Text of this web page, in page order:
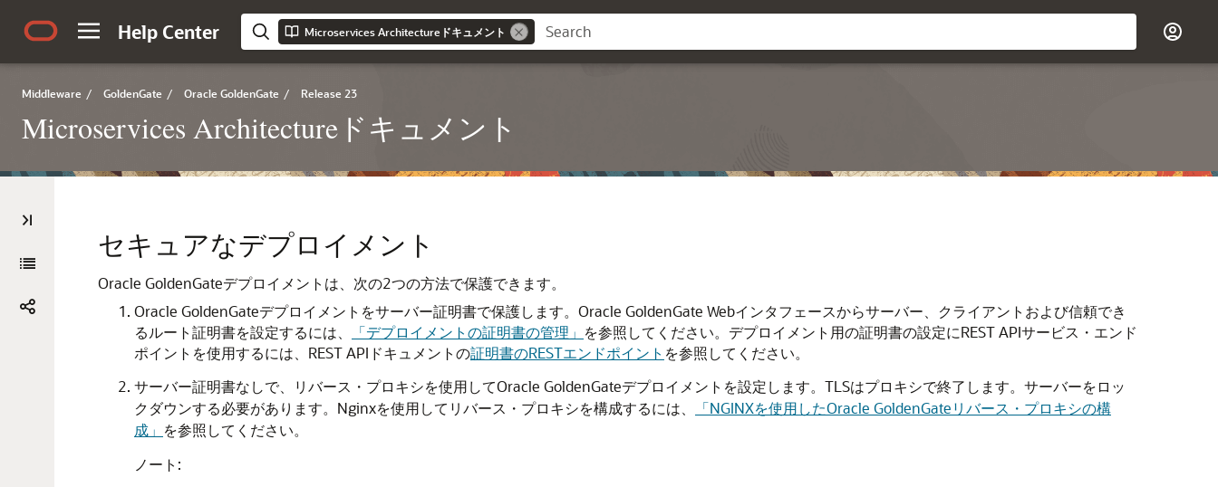
Help Center Microservices Architectureドキュメント
Middleware / GoldenGate / Oracle GoldenGate / Release 23
Microservices Architectureドキュメント
セキュアなデプロイメント
Oracle GoldenGateデプロイメントは、次の2つの方法で保護できます。
Oracle GoldenGateデプロイメントをサーバー証明書で保護します。Oracle GoldenGate Webインタフェースからサーバー、クライアントおよび信頼でき
るルート証明書を設定するには、
「デプロイメントの証明書の管理」 を参照してください。デプロイメント用の証明書の設定にREST APIサービス・エンド
ポイントを使用するには、REST APIドキュメントの証明書のRESTエンドポイント を参照してください。
サーバー証明書なしで、リバース・プロキシを使用してOracle GoldenGateデプロイメントを設定します。TLSはプロキシで終了します。サーバーをロッ
クダウンする必要があります。Nginxを使用してリバース・プロキシを構成するには、
「NGINXを使用したOracle GoldenGateリバース・プロキシの構
成」 を参照してください。
ノート: